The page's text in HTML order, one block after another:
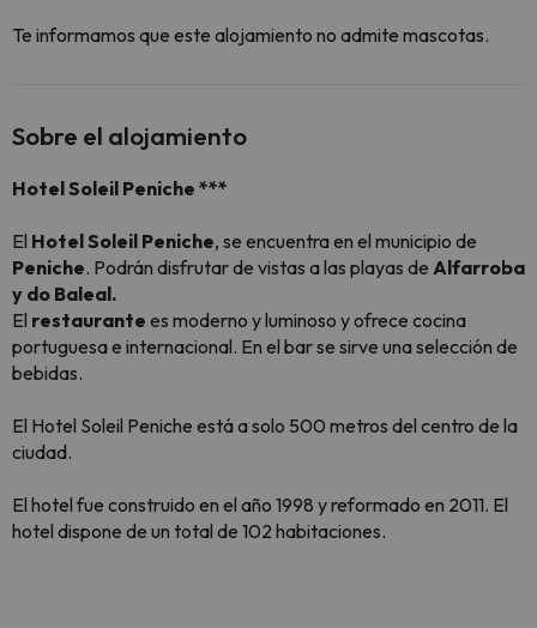
Te informamos que este alojamiento no admite mascotas.
Sobre el alojamiento
Hotel Soleil Peniche ***
El Hotel Soleil Peniche, se encuentra en el municipio de
Peniche. Podrán disfrutar de vistas a las playas de Alfarroba
y do Baleal.
El restaurante es moderno y luminoso y ofrece cocina
portuguesa e internacional. En el bar se sirve una selección de
bebidas.
El Hotel Soleil Peniche está a solo 500 metros del centro de la
ciudad.
El hotel fue construido en el año 1998 y reformado en 2011. El
hotel dispone de un total de 102 habitaciones.